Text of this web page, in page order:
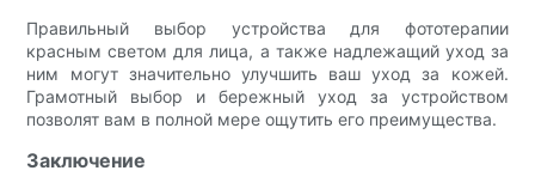
Правильный выбор устройства для фототерапии
красным светом для лица, а также надлежащий уход за
ним могут значительно улучшить ваш уход за кожей.
Грамотный выбор и бережный уход за устройством
позволят вам в полной мере ощутить его преимущества.
Заключение